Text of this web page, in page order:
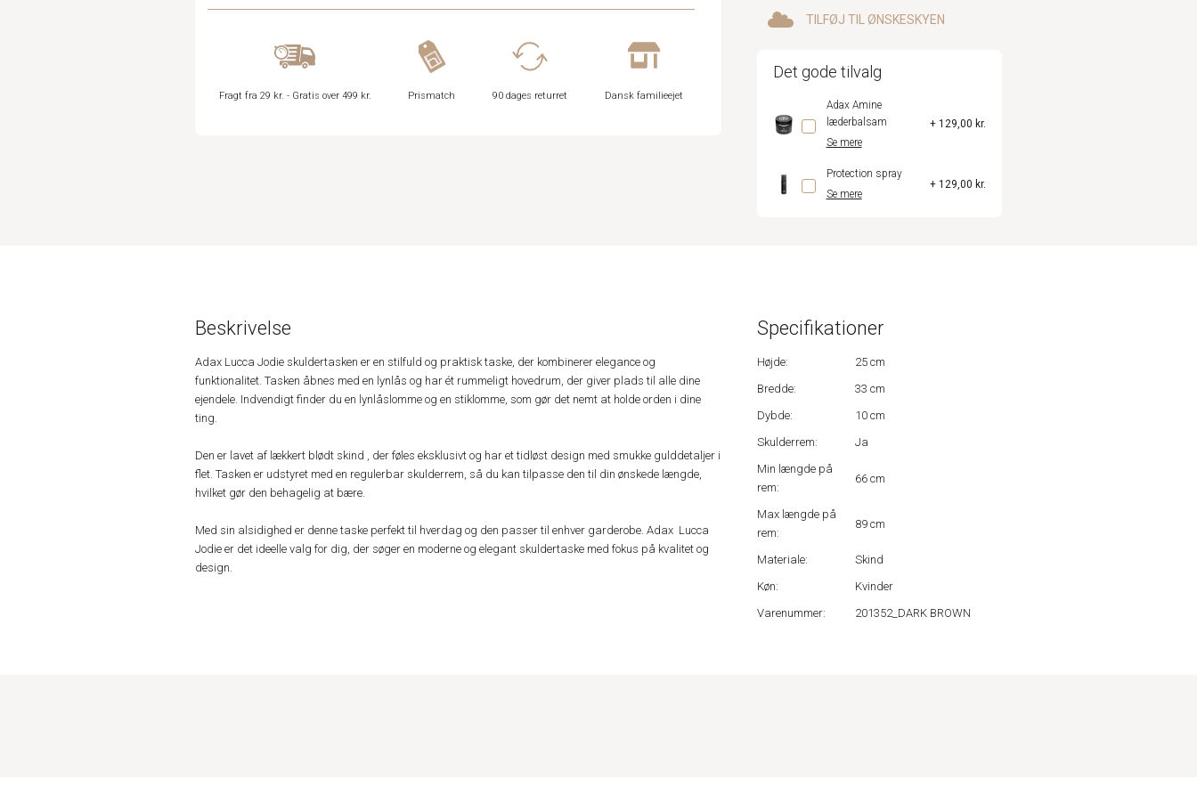
Fragt fra 29 kr. - Gratis over 499 kr. Prismatch 90 dages returret Dansk familieejet
TILFØJ TIL ØNSKESKYEN
Det gode tilvalg
Adax Amine
læderbalsam
Se mere
+ 129,00 kr.
Protection spray
Se mere
+ 129,00 kr.
Beskrivelse
Adax Lucca Jodie skuldertasken er en stilfuld og praktisk taske, der kombinerer elegance og
funktionalitet. Tasken åbnes med en lynlås og har ét rummeligt hovedrum, der giver plads til alle dine
ejendele. Indvendigt finder du en lynlåslomme og en stiklomme, som gør det nemt at holde orden i dine
ting.
Den er lavet af lækkert blødt skind , der føles eksklusivt og har et tidløst design med smukke gulddetaljer i
flet. Tasken er udstyret med en regulerbar skulderrem, så du kan tilpasse den til din ønskede længde,
hvilket gør den behagelig at bære.
Med sin alsidighed er denne taske perfekt til hverdag og den passer til enhver garderobe. Adax Lucca
Jodie er det ideelle valg for dig, der søger en moderne og elegant skuldertaske med fokus på kvalitet og
design.
Specifikationer
Højde:
25 cm
Bredde:
33 cm
Dybde:
10 cm
Skulderrem:
Ja
Min længde på
rem:
66 cm
Max længde på
rem:
89 cm
Materiale:
Skind
Køn:
Kvinder
Varenummer:
201352_DARK BROWN